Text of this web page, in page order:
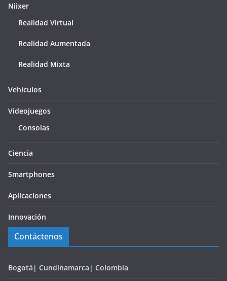
Niixer
Realidad Virtual
Realidad Aumentada
Realidad Mixta
Vehículos
Videojuegos
Consolas
Ciencia
Smartphones
Aplicaciones
Innovación
Contáctenos
Bogotá| Cundinamarca| Colombia